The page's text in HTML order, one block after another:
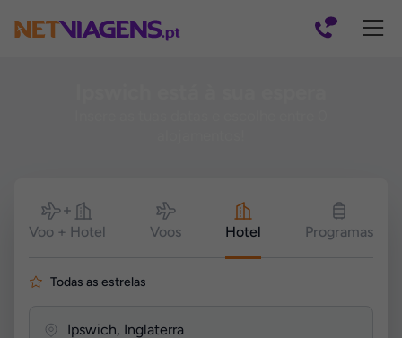
Pesquisar
Voo + Hotel Voos Hotel Programas
Todas as estrelas